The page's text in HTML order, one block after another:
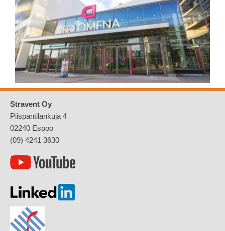
Stravent Oy
Piispantilankuja 4
02240 Espoo
(09) 4241 3630